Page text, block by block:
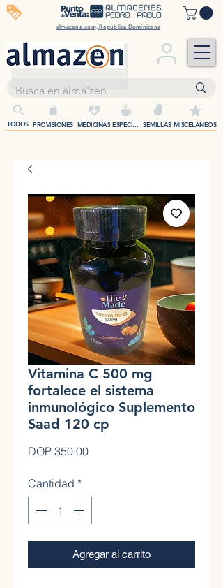
almazene.com, Republica Dominicana
off
+
PROVISIONES MEDICINAS SEMILLAS
ESPECIAS MISCELANEOS
TODOS
Vitamina C 500 mg
fortalece el sistema
inmunológico Suplemento
Saad 120 cp
DOP 350.00Precio
Cantidad *
Agregar al carrito